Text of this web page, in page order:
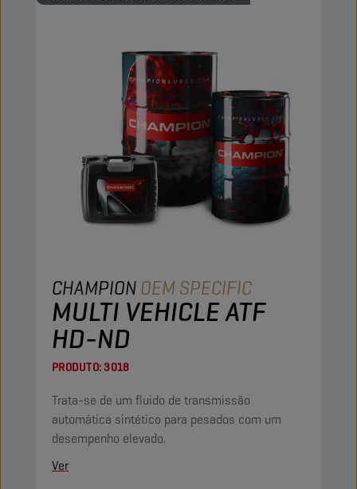
CHAMPIONOEM SPECIFIC
MULTI VEHICLE ATF
HD-ND
PRODUTO:3018
Trata-se de um fluido de transmissão
automática sintético para pesados com um
desempenho elevado.
Ver